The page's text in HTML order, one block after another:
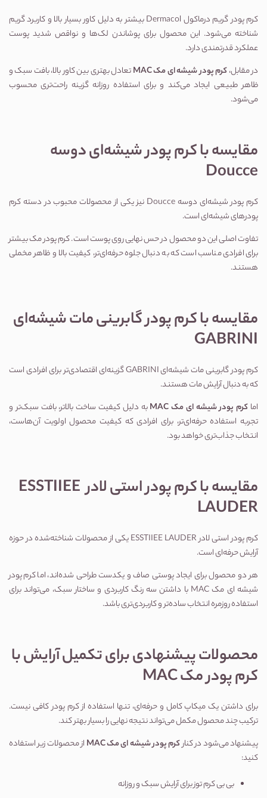
کرم پودر گریم درماکول Dermacol
عملکرد قدرتمندی دارد.
در مقابل، کرم پودر شیشه ای مک MAC
می‌شود.
Doucce
کرم پودر شیشه‌ای دوسه Doucce
پودرهای شیشه‌ای است.
تفاوت اصلی این دو محصول در حس نهایی روی پوست است. کرم پودر مک بیشتر
هستند.
GABRINI
کرم پودر گابرینی مات شیشه‌ای GABRINI
که به دنبال آرایش مات هستند.
اما کرم پودر شیشه ای مک MAC
انتخاب جذاب‌تری خواهد بود.
مقایسه با کرم پودر استی لادر ESSTIIEE
LAUDER
کرم پودر استی لادر ESSTIIEE LAUDER
آرایش حرفه‌ای است.
هر دو محصول برای ایجاد پوستی صاف و یکدست طراحی شده‌اند، اما کرم پودر
استفاده روزمره انتخاب ساده‌تر و کاربردی‌تری باشد.
کرم پودر مک MAC
ترکیب چند محصول مکمل می‌تواند نتیجه نهایی را بسیار بهتر کند.
پیشنهاد می‌شود در کنار
کرم پودر شیشه ای مک MAC
کنید:
بی بی کرم توز برای آرایش سبک و روزانه